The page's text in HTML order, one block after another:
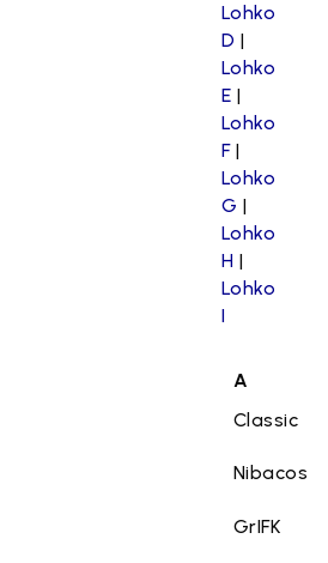
Lohko
D |
Lohko
E |
Lohko
F|
Lohko
G |
Lohko
H |
Lohko
I
A
Classic
Nibacos
GrIFK